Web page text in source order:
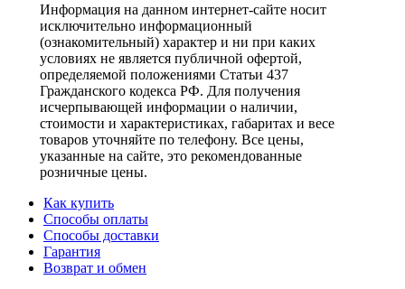
Информация на данном интернет-сайте носит
исключительно информационный
(ознакомительный) характер и ни при каких
условиях не является публичной офертой,
определяемой положениями Статьи 437
Гражданского кодекса РФ. Для получения
исчерпывающей информации о наличии,
стоимости и характеристиках, габаритах и весе
товаров уточняйте по телефону. Все цены,
указанные на сайте, это рекомендованные
розничные цены.
Как купить
Способы оплаты
Способы доставки
Гарантия
Возврат и обмен